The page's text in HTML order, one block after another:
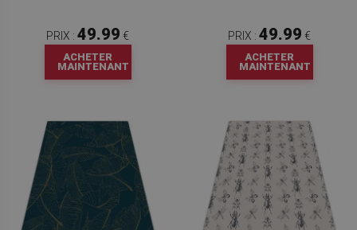
PRIX : 49.99 €
ACHETER
MAINTENANT
PRIX : 49.99 €
ACHETER
MAINTENANT